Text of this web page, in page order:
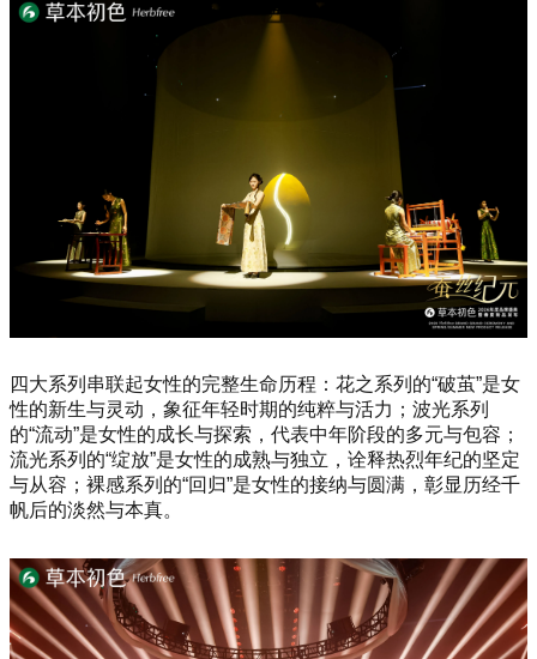
四大系列串联起女性的完整生命历程：花之系列的“破茧”是女
性的新生与灵动，象征年轻时期的纯粹与活力；波光系列
的“流动”是女性的成长与探索，代表中年阶段的多元与包容；
流光系列的“绽放”是女性的成熟与独立，诠释热烈年纪的坚定
与从容；裸感系列的“回归”是女性的接纳与圆满，彰显历经千
帆后的淡然与本真。